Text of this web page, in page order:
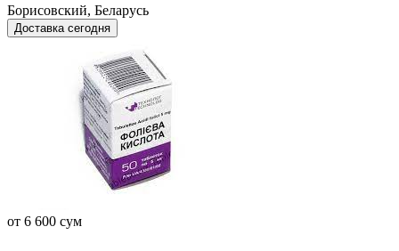
Борисовский, Беларусь
Доставка сегодня
от 6 600 сум